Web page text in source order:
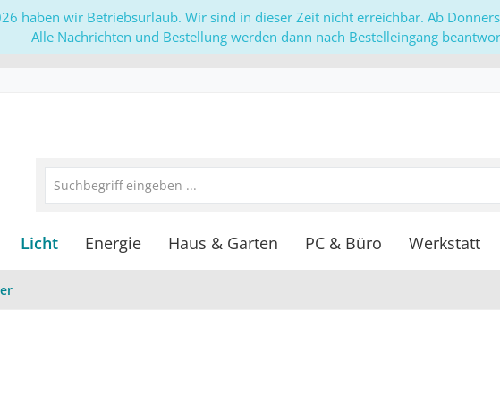
haben wir Betriebsurlaub. Wir sind in dieser Zeit nicht erreichbar. Ab
Alle Nachrichten und Bestellung werden dann nach Bestelleingang
Licht Energie Haus & Garten PC & Büro Werkstatt